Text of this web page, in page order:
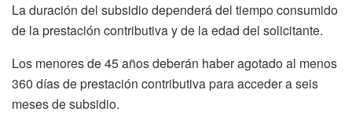
La duración del subsidio dependerá del tiempo consumido
de la prestación contributiva y de la edad del solicitante.
Los menores de 45 años deberán haber agotado al menos
360 días de prestación contributiva para acceder a seis
meses de subsidio.